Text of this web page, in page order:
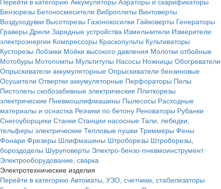
Бензорезы Бетоносмесители Виброплиты Винтоверты
Воздуходувки Высоторезы Газонокосилки Гайковерты Генераторы
Граверы Дрели Зарядные устройства Измельчители Измерители
электроэнергии Компрессоры Краскопульты Культиваторы
Кусторезы Лобзики Мойки высокого давления Молотки отбойные
Мотобуры Мотопомпы Мультитулы Насосы Ножницы Обогреватели
Опрыскиватели аккумуляторные Опрыскиватели бензиновые
Осушители Отвертки аккумуляторные Перфораторы Пилы
Пистолеты скобозабивные электрические Плиткорезы
электрические Пневмошлифмашины Пылесосы Расходные
материалы и оснастка Резчики по бетону Реноваторы Рубанки
Снегоуборщики Станки Станции насосные Тали, лебедки,
тельферы электрические Тепловые пушки Триммеры Фены
Фонари Фрезеры Шлифмашины Штроборезы Штроборезы,
бороздоделы Шуруповерты Электро-бензо-пневмоинструмент
Электрооборудование, сварка
Электротехнические изделия
Перейти в категорию Автоматы, УЗО, счетчики, стабилизаторы